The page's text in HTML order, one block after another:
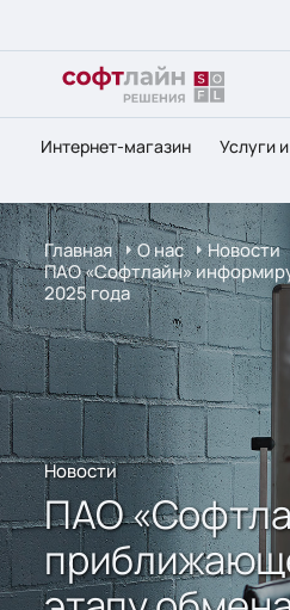
Интернет-магазин Услуги
Главная О нас
Новости
ПАО «Софтлайн»
2025 года
Новости
ПАО